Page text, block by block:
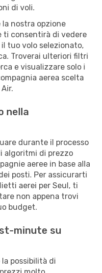
di voli.
nostra opzione
ti consentirà di vedere
tuo volo selezionato,
Troverai ulteriori filtri
e visualizzare solo i
aerea scelta
nella
durante il processo
algoritmi di prezzo
aeree in base alla
posti. Per assicurarti
aerei per Seul, ti
non appena trovi
budget.
minute su
possibilità di